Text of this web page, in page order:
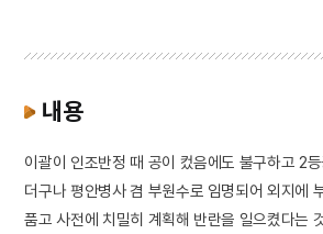
내용
이괄이 인조반정 때 공이 컸음에도 불구하고 2
더구나 평안병사 겸 부원수로 임명되어 외지에
품고 사전에 치밀히 계획해 반란을 일으켰다는